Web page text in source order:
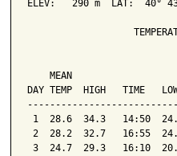
ELEV:   290 m  LAT:  40°
MEAN
DAY TEMP  HIGH   TIME
1  28.6  34.3   14:50
2  28.2  32.7   16:55
3  24.7  29.3   16:10